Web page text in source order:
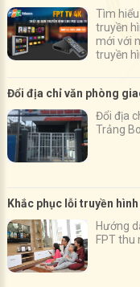
Tìm
truyền
mới với
truyền
Đổi địa chỉ văn phòng
Đổi địa
Trảng
Khắc phục lỗi truyền
Hướng
FPT thu